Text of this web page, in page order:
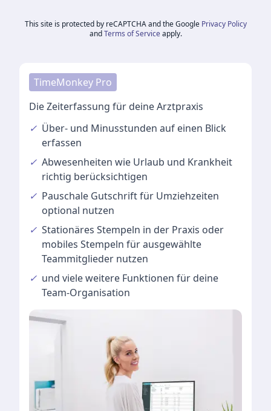
This site is protected by reCAPTCHA and the Google Privacy Policy
and Terms of Service apply.
TimeMonkey Pro
Die Zeiterfassung für deine Arztpraxis
✓ Über- und Minusstunden auf einen Blick
erfassen
✓ Abwesenheiten wie Urlaub und Krankheit
richtig berücksichtigen
✓ Pauschale Gutschriftfür Umziehzeiten
optional nutzen
✓ Stationäres Stempeln in der Praxis oder
mobiles Stempeln für ausgewählte
Teammitglieder nutzen
✓ und vieleweitere Funktionen für deine
Team-Organisation